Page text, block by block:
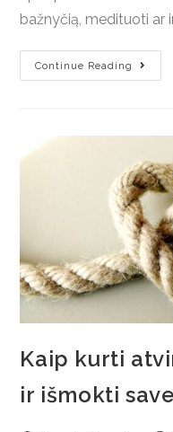
bažnyčią, medituoti ar
Continue Reading
Kaip kurti
ir išmokti